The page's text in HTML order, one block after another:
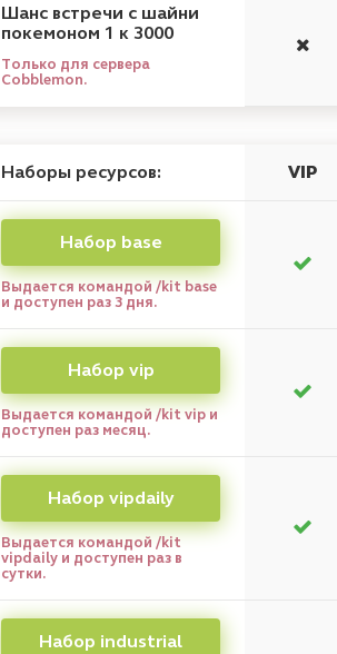
Шанс встречи с шайни
покемоном 1 к 3000
Только для сервера
Cobblemon.
Наборы ресурсов: VIP
Набор base
Выдается командой /kit base
и доступен раз 3 дня.
Набор vip
Выдается командой /kit vip и
доступен раз месяц.
Набор vipdaily
Выдается командой /kit
vipdaily и доступен раз в
сутки.
Набор industrial